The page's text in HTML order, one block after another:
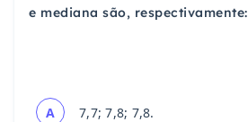
e mediana são, respectivamente:
A 7,7; 7,8; 7,8.